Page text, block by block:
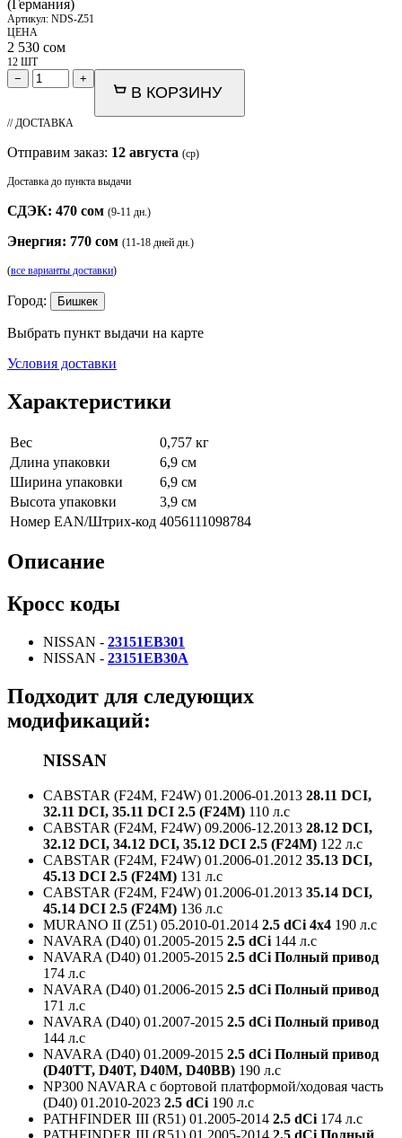
(Германия)
Артикул: NDS-Z51
ЦЕНА
2 530 сом
12 ШТ
− +
В КОРЗИНУ
// ДОСТАВКА
Отправим заказ: 12 августа (ср)
Доставка до пункта выдачи
СДЭК: 470 сом (9-11 дн.)
Энергия: 770 сом (11-18 дней дн.)
(все варианты доставки)
Город: Бишкек
Выбрать пункт выдачи на карте
Условия доставки
Характеристики
Вес
0,757 кг
Длина упаковки
6,9 см
Ширина упаковки
6,9 см
Высота упаковки
3,9 см
Номер EAN/Штрих-код 4056111098784
Описание
Кросс коды
NISSAN - 23151EB301
NISSAN - 23151EB30A
Подходит для следующих
модификаций:
NISSAN
CABSTAR (F24M, F24W) 01.2006-01.2013 28.11 DCI,
32.11 DCI, 35.11 DCI 2.5 (F24M) 110 л.с
CABSTAR (F24M, F24W) 09.2006-12.2013 28.12 DCI,
32.12 DCI, 34.12 DCI, 35.12 DCI 2.5 (F24M) 122 л.с
CABSTAR (F24M, F24W) 01.2006-01.2012 35.13 DCI,
45.13 DCI 2.5 (F24M) 131 л.с
CABSTAR (F24M, F24W) 01.2006-01.2013 35.14 DCI,
45.14 DCI 2.5 (F24M) 136 л.с
MURANO II (Z51) 05.2010-01.2014 2.5 dCi 4x4 190 л.с
NAVARA (D40) 01.2005-2015 2.5 dCi 144 л.с
NAVARA (D40) 01.2005-2015 2.5 dCi Полный привод
174 л.с
NAVARA (D40) 01.2006-2015 2.5 dCi Полный привод
171 л.с
NAVARA (D40) 01.2007-2015 2.5 dCi Полный привод
144 л.с
NAVARA (D40) 01.2009-2015 2.5 dCi Полный привод
(D40TT, D40T, D40M, D40BB) 190 л.с
NP300 NAVARA c бортовой платформой/ходовая часть
(D40) 01.2010-2023 2.5 dCi 190 л.с
PATHFINDER III (R51) 01.2005-2014 2.5 dCi 174 л.с
PATHFINDER III (R51) 01.2005-2014 2.5 dCi Полный